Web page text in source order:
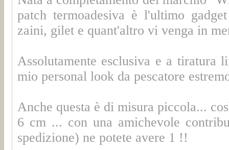
patch termoadesiva è l'ultimo
zaini, gilet e quant'altro vi venga in
Assolutamente esclusiva e a tiratura
mio personal look da pescatore
Anche questa è di misura piccola...
6 cm ... con una amichevole
spedizione) ne potete avere 1 !!